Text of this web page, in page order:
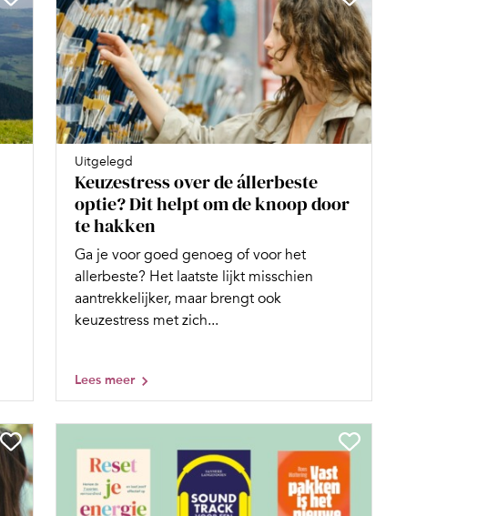
Uitgelegd
Keuzestress over de állerbeste
optie? Dit helpt om de knoop door
te hakken
Ga je voor goed genoeg of voor het
allerbeste? Het laatste lijkt misschien
aantrekkelijker, maar brengt ook
keuzestress met zich...
Lees meer